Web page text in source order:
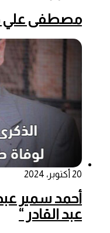
مصطفى علي
20 أكتوبر، 2024
أحمد سمير
عبد القادر “